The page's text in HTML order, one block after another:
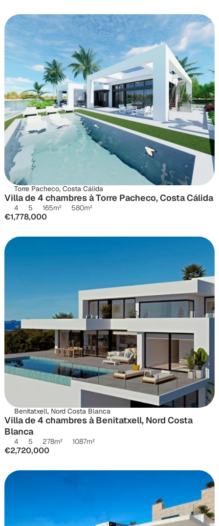
Torre Pacheco, Costa Cálida
Villa de 4 chambres à Torre Pacheco, Costa Cálida
4 5 165m² 580m²
€1,778,000
Benitatxell, Nord Costa Blanca
Villa de 4 chambres à Benitatxell, Nord Costa
Blanca
4 5 278m² 1087m²
€2,720,000